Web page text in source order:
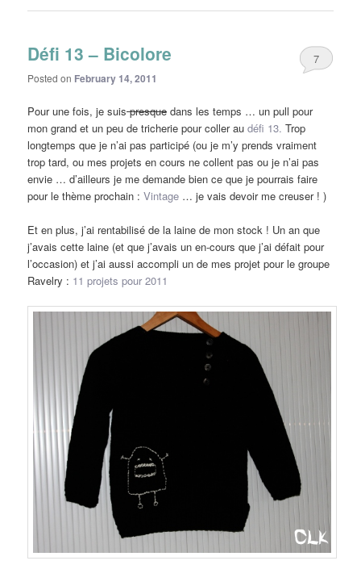
Défi 13 – Bicolore
Posted on February 14, 2011
7
Pour une fois, je suispresque dans les temps … un pull pour
mon grand et un peu de tricherie pour coller audéfi 13.Trop
longtemps que je n’ai pas participé (ou je m’y prends vraiment
trop tard, ou mes projets en cours ne collent pas ou je n’ai pas
envie … d’ailleurs je me demande bien ce que je pourrais faire
pour le thème prochain :Vintage … je vais devoir me creuser ! )
Et en plus, j’ai rentabilisé de la laine de mon stock ! Un an que
j’avais cette laine (et que j’avais un en-cours que j’ai défait pour
l’occasion) et j’ai aussi accompli un de mes projet pour le groupe
Ravelry : 11 projets pour 2011